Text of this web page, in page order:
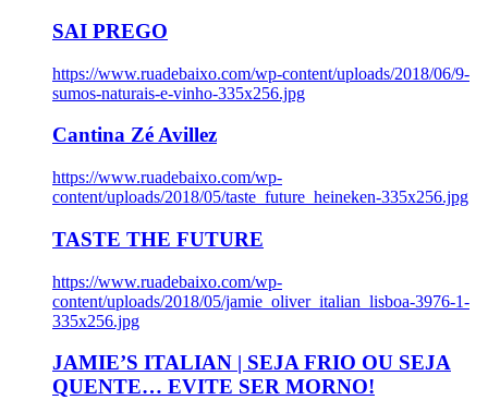
SAI PREGO
https://www.ruadebaixo.com/wp-content/uploads/2018/06/9-
sumos-naturais-e-vinho-335x256.jpg
Cantina Zé Avillez
https://www.ruadebaixo.com/wp-
content/uploads/2018/05/taste_future_heineken-335x256.jpg
TASTE THE FUTURE
https://www.ruadebaixo.com/wp-
content/uploads/2018/05/jamie_oliver_italian_lisboa-3976-1-
335x256.jpg
JAMIE’S ITALIAN | SEJA FRIO OU SEJA
QUENTE… EVITE SER MORNO!